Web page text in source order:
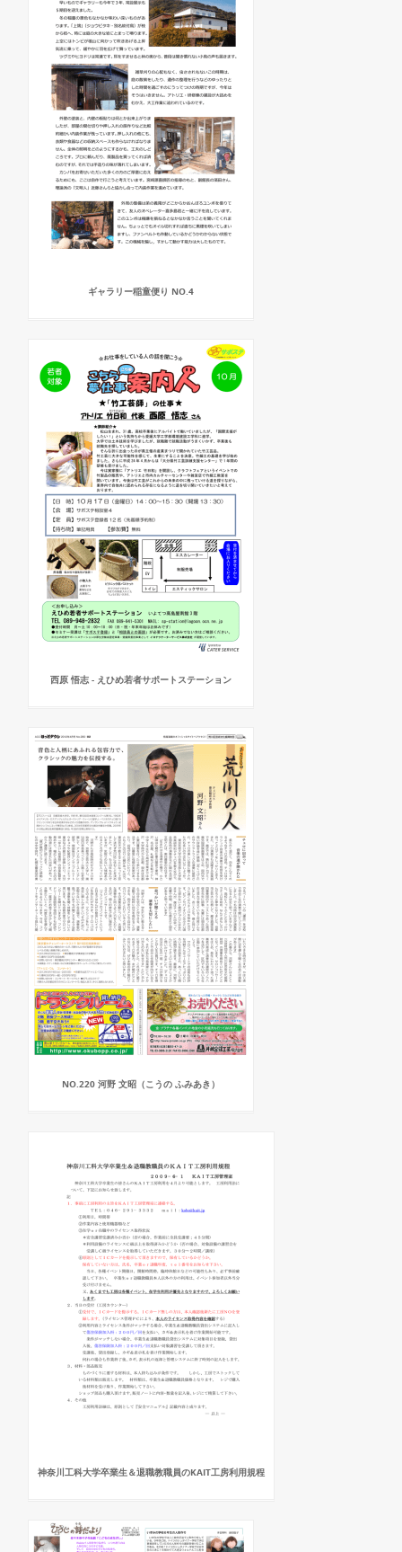
ギャラリー稲童便り NO.4
西原 悟志 - えひめ若者サポートステーション
NO.220 河野 文昭（こうの ふみあき）
神奈川工科大学卒業生＆退職教職員のKAIT工房利用規程